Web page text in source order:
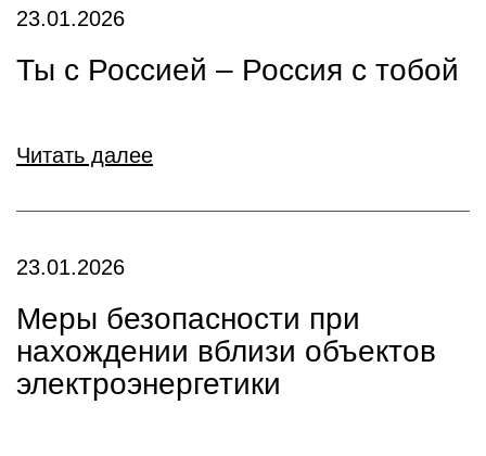
23.01.2026
Ты с Россией – Россия с тобой
Читать далее
23.01.2026
Меры безопасности при
нахождении вблизи объектов
электроэнергетики